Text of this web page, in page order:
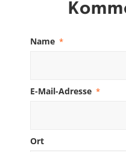
Name *
E-Mail-Adresse *
Ort